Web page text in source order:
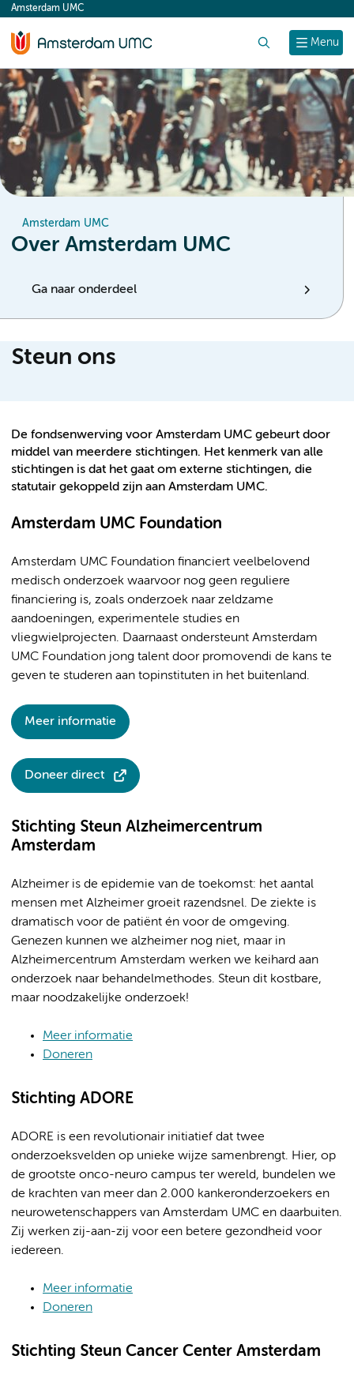
content
Menu
Amsterdam UMC
Amsterdam UMC
Over Amsterdam UMC
Ga naar onderdeel
Steun ons
De fondsenwerving voor Amsterdam UMC gebeurt door
middel van meerdere stichtingen. Het kenmerk van alle
stichtingen is dat het gaat om externe stichtingen, die
statutair gekoppeld zijn aan Amsterdam UMC.
Amsterdam UMC Foundation
Amsterdam UMC Foundation financiert veelbelovend
medisch onderzoek waarvoor nog geen reguliere
financiering is, zoals onderzoek naar zeldzame
aandoeningen, experimentele studies en
vliegwielprojecten. Daarnaast ondersteunt Amsterdam
UMC Foundation jong talent door promovendi de kans te
geven te studeren aan topinstituten in het buitenland.
Meer informatie
Doneer direct
Stichting Steun Alzheimercentrum
Amsterdam
Alzheimer is de epidemie van de toekomst: het aantal
mensen met Alzheimer groeit razendsnel. De ziekte is
dramatisch voor de patiënt én voor de omgeving.
Genezen kunnen we alzheimer nog niet, maar in
Alzheimercentrum Amsterdam werken we keihard aan
onderzoek naar behandelmethodes. Steun dit kostbare,
maar noodzakelijke onderzoek!
Meer informatie
Doneren
Stichting ADORE
ADORE is een revolutionair initiatief dat twee
onderzoeksvelden op unieke wijze samenbrengt. Hier, op
de grootste onco-neuro campus ter wereld, bundelen we
de krachten van meer dan 2.000 kankeronderzoekers en
neurowetenschappers van Amsterdam UMC en daarbuiten.
Zij werken zij-aan-zij voor een betere gezondheid voor
iedereen.
Meer informatie
Doneren
Stichting Steun Cancer Center Amsterdam